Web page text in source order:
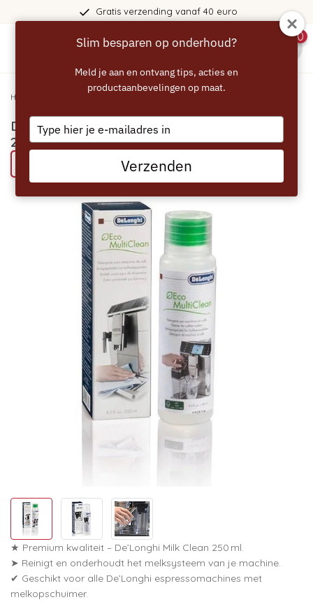
Gratis verzending vanaf 40 euro
0
Home
DELONGHI Eco MultiClean Melkreiniger -
250ml
Probeer eens een ECCELLENTE product
★ Premium kwaliteit – De’Longhi Milk Clean 250 ml.
➤ Reinigt en onderhoudt het melksysteem van je machine.
✔ Geschikt voor alle De’Longhi espressomachines met
melkopschuimer.
Slim besparen op onderhoud?
Meld je aan en ontvang tips, acties en
productaanbevelingen op maat.
Type
your
email
Verzenden